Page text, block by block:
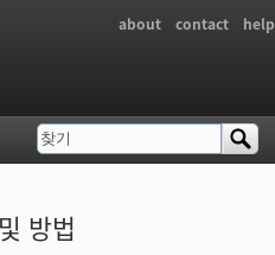
about contact help
방법
검색 폼
찾기